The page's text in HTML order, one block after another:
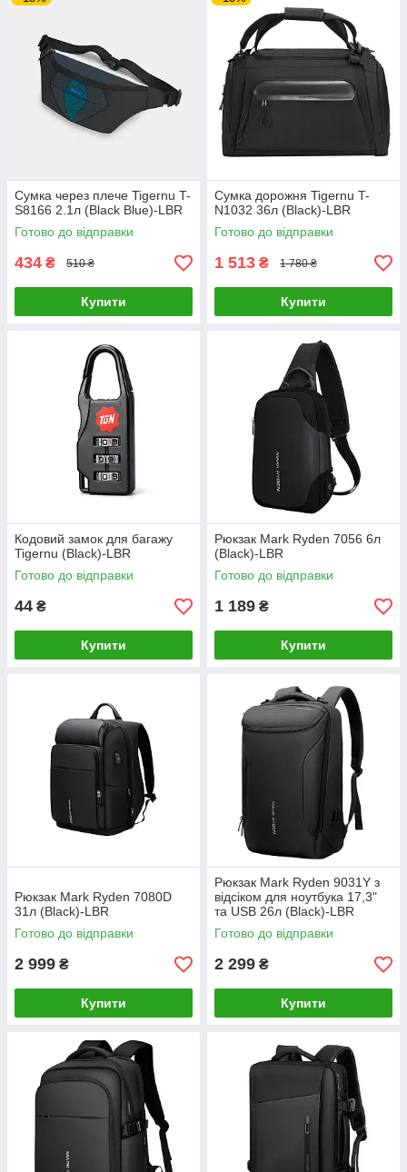
Сумка через плече Tigernu T-
S8166 2.1л (Black Blue)-LВR
Готово до відправки
434 ₴ 510 ₴
Купити
Сумка дорожня Tigernu T-
N1032 36л (Black)-LВR
Готово до відправки
1 513 ₴ 1 780 ₴
Купити
Кодовий замок для багажу
Tigernu (Black)-LВR
Готово до відправки
44 ₴
Купити
Рюкзак Mark Ryden 7056 6л
(Black)-LВR
Готово до відправки
1 189 ₴
Купити
Рюкзак Mark Ryden 7080D
31л (Black)-LВR
Готово до відправки
2 999 ₴
Купити
Рюкзак Mark Ryden 9031Y з
відсіком для ноутбука 17,3"
та USB 26л (Black)-LВR
Готово до відправки
2 299 ₴
Купити